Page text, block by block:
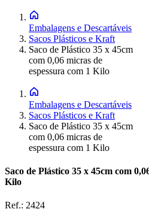
Embalagens e Descartáveis
Sacos Plásticos e Kraft
Saco de Plástico 35 x 45cm
com 0,06 micras de
espessura com 1 Kilo
Embalagens e Descartáveis
Sacos Plásticos e Kraft
Saco de Plástico 35 x 45cm
com 0,06 micras de
espessura com 1 Kilo
Saco de Plástico 35 x 45cm com
Kilo
Ref.: 2424